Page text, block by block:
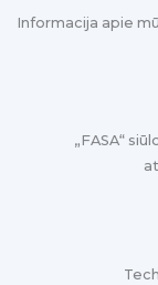
Informacija apie
„FASA“